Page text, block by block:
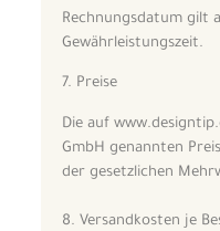
Rechnungsdatum gilt
Gewährleistungszeit.
7. Preise
Die auf
GmbH genannten
der gesetzlichen
8. Versandkosten je